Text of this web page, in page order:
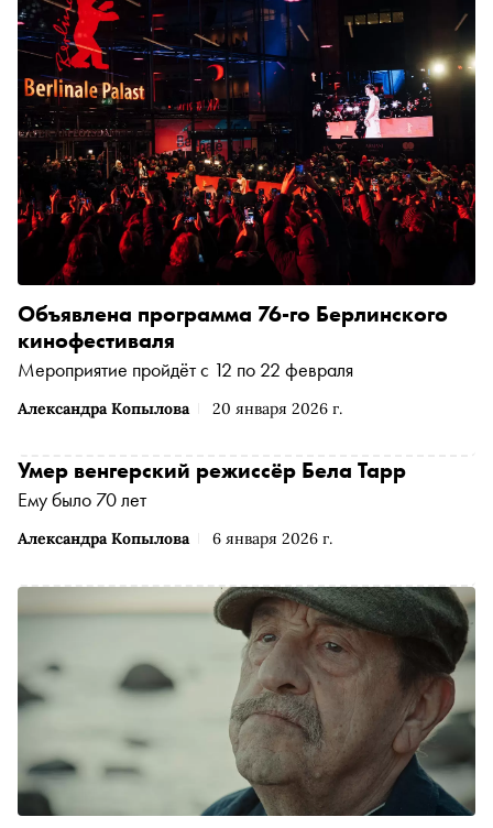
Александра Копылова 20 января 2026 г.
Объявлена программа 76-го Берлинского
кинофестиваля
Мероприятие пройдёт с 12 по 22 февраля
Александра Копылова 6 января 2026 г.
Умер венгерский режиссёр Бела Тарр
Ему было 70 лет